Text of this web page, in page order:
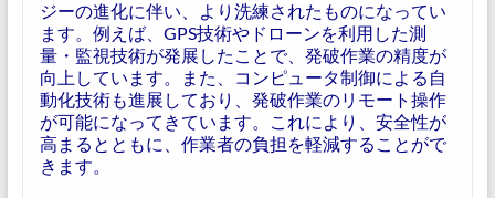
ジーの進化に伴い、より洗練されたものになってい
ます。例えば、GPS技術やドローンを利用した測
量・監視技術が発展したことで、発破作業の精度が
向上しています。また、コンピュータ制御による自
動化技術も進展しており、発破作業のリモート操作
が可能になってきています。これにより、安全性が
高まるとともに、作業者の負担を軽減することがで
きます。